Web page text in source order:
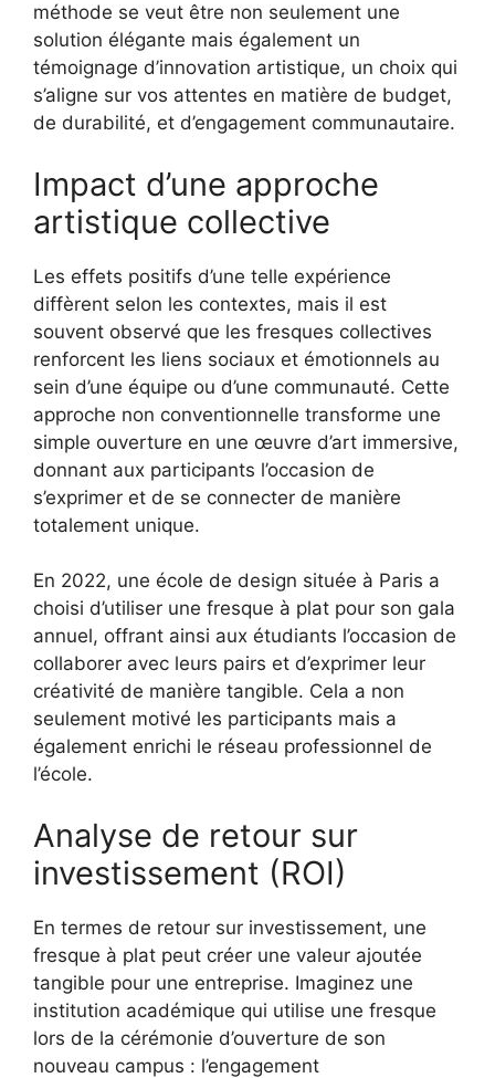
méthode se veut être non seulement une
solution élégante mais également un
témoignage d’innovation artistique, un choix qui
s’aligne sur vos attentes en matière de budget,
de durabilité, et d’engagement communautaire.
Impact d’une approche
artistique collective
Les effets positifs d’une telle expérience
diffèrent selon les contextes, mais il est
souvent observé que les fresques collectives
renforcent les liens sociaux et émotionnels au
sein d’une équipe ou d’une communauté. Cette
approche non conventionnelle transforme une
simple ouverture en une œuvre d’art immersive,
donnant aux participants l’occasion de
s’exprimer et de se connecter de manière
totalement unique.
En 2022, une école de design située à Paris a
choisi d’utiliser une fresque à plat pour son gala
annuel, offrant ainsi aux étudiants l’occasion de
collaborer avec leurs pairs et d’exprimer leur
créativité de manière tangible. Cela a non
seulement motivé les participants mais a
également enrichi le réseau professionnel de
l’école.
Analyse de retour sur
investissement (ROI)
En termes de retour sur investissement, une
fresque à plat peut créer une valeur ajoutée
tangible pour une entreprise. Imaginez une
institution académique qui utilise une fresque
lors de la cérémonie d’ouverture de son
nouveau campus : l’engagement